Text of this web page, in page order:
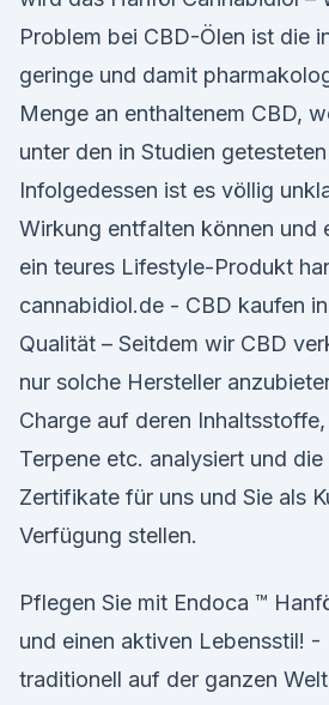
Problem bei CBD-Ölen ist die
geringe und damit
Menge an enthaltenem CBD,
unter den in Studien
Infolgedessen ist es völlig
Wirkung entfalten können und
ein teures Lifestyle-Produkt
cannabidiol.de - CBD kaufen
Qualität – Seitdem wir CBD
nur solche Hersteller
Charge auf deren
Terpene etc. analysiert und
Zertifikate für uns und Sie als
Verfügung stellen.
Pflegen Sie mit Endoca ™
und einen aktiven Lebensstil!
traditionell auf der ganzen